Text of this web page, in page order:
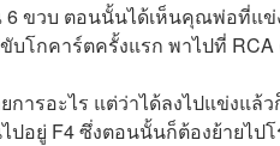
6 ขวบ ตอนนั้นได้เห็นคุณพ่อที่
โกคาร์ตครั้งแรก พาไปที่
การอะไร แต่ว่าได้ลงไปแข่งแ
ปอยู่ F4 ซึ่งตอนนั้นก็ต้องย้ายไป